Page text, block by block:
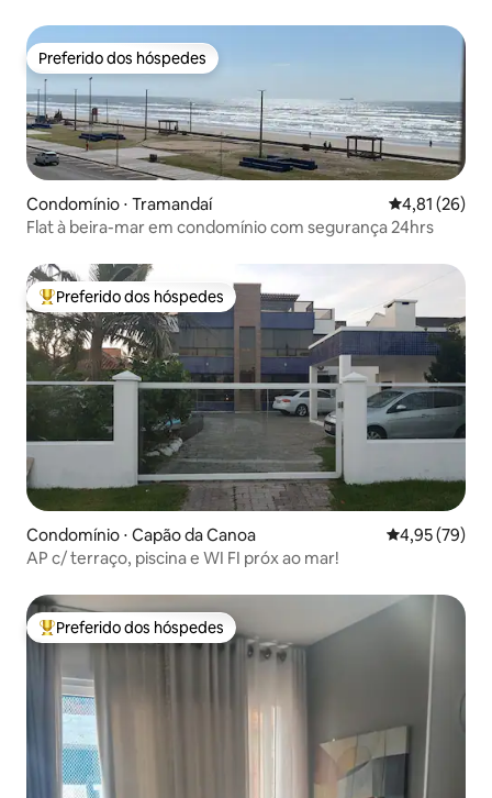
Preferido dos hóspedes
Preferido dos hóspedes
Condomínio ⋅ Tramandaí 4,81 de uma
4,81 (26)
Flat à beira-mar em condomínio com segurança 24hrs
Entre os melhores preferidos dos hóspedes
Preferido dos hóspedes
Condomínio ⋅ Capão da Canoa 4,95 de uma
4,95 (79)
AP c/ terraço, piscina e WI FI próx ao mar!
Entre os melhores preferidos dos hóspedes
Preferido dos hóspedes